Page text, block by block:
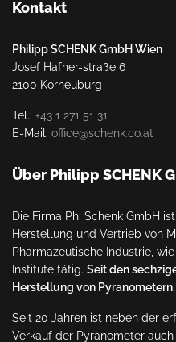
Kontakt
Philipp SCHENK GmbH Wien
Josef Hafner-straße 6
2100 Korneuburg
Tel.: +43 1 271 51 31
E-Mail: office@schenk.co.at
Über Philipp SCHENK
Die Firma Ph. Schenk GmbH
Herstellung und Vertrieb von
Pharmazeutische Industrie,
Institute tätig. Seit den
Herstellung von Pyranometern.
Seit 20 Jahren ist neben der
Verkauf der Pyranometer